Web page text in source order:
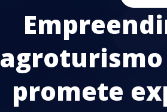
promete